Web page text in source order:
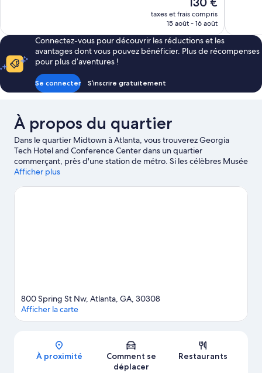
nouveau
prix
de
130 €
taxes et frais compris
15 août - 16 août
Connectez-vous pour découvrir les réductions et les
avantages dont vous pouvez bénéficier. Plus de récompenses
pour plus d’aventures !
Se connecter S’inscrire gratuitement
À propos du quartier
Dans le quartier Midtown à Atlanta, vous trouverez Georgia
Tech Hotel and Conference Center dans un quartier
commerçant, près d'une station de métro. Si les célèbres Musée
World of Coca-Cola et Jimmy Carter Library and Museum sont
une attraction populaire de la région. Envie de vibrer devant
Afficher plus
Carte
800 Spring St Nw, Atlanta, GA, 30308
Afficher la carte
À proximité
Comment se
déplacer
Restaurants